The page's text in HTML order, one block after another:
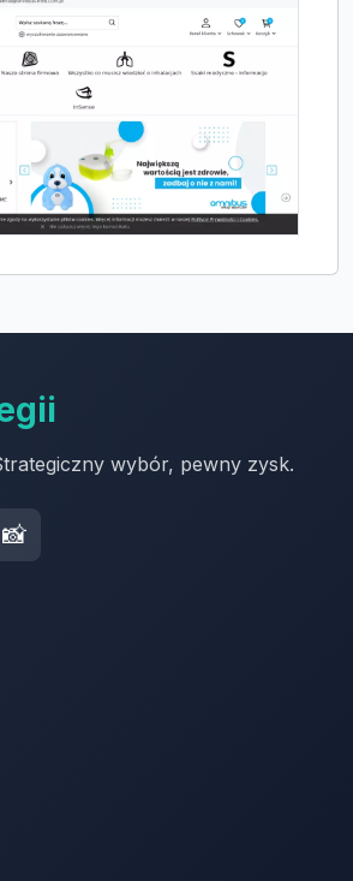
wybór, pewny zysk.
📸